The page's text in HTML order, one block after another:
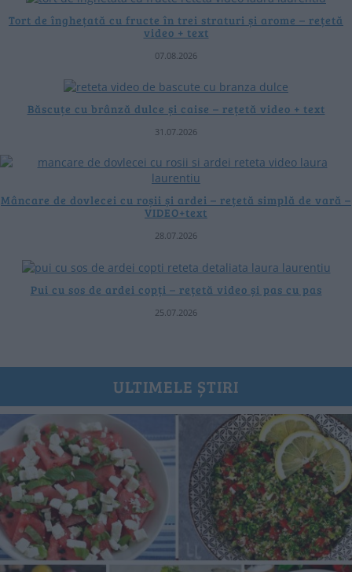
Tort de înghețată cu fructe în trei straturi și arome – rețetă
video + text
07.08.2026
Băscuțe cu brânză dulce și caise – rețetă video + text
31.07.2026
Mâncare de dovlecei cu roșii și ardei – rețetă simplă de vară –
VIDEO+text
28.07.2026
Pui cu sos de ardei copți – rețetă video și pas cu pas
25.07.2026
ULTIMELE ȘTIRI